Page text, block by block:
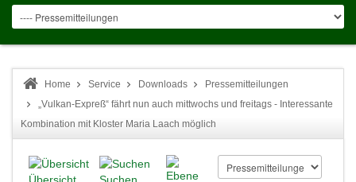
Home Service Downloads
Pressemitteilungen
„Vulkan-Expreß“ fährt nun auch mittwochs und freitags - Interessante
Kombination mit Kloster Maria Laach möglich